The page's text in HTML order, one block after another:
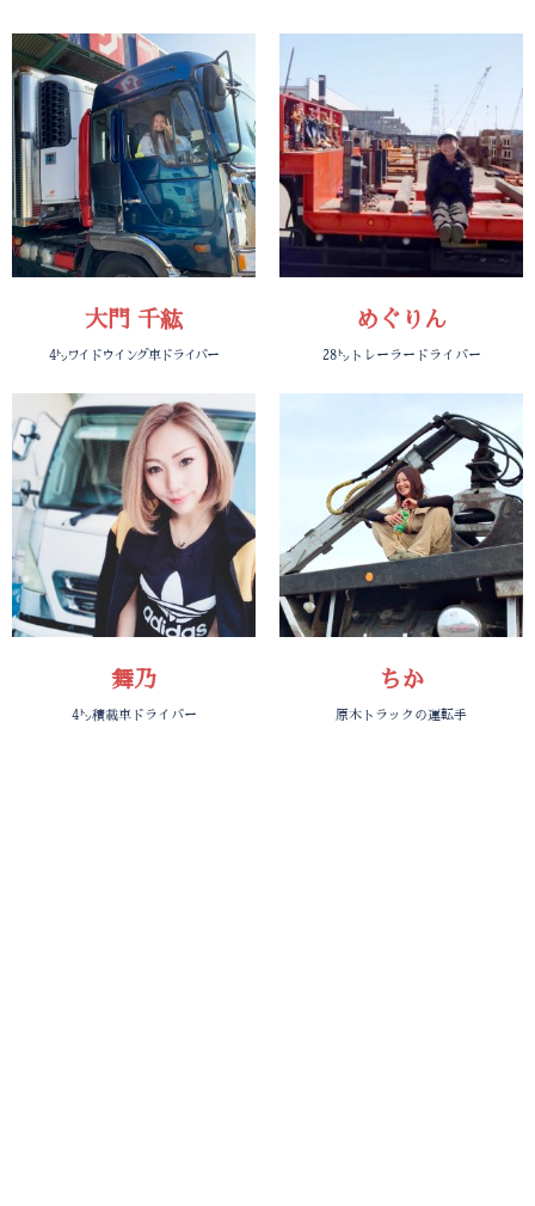
大門 千紘
4㌧ワイドウイング車ドライバー
めぐりん
28㌧トレーラードライバー
舞乃
4㌧積載車ドライバー
ちか
原木トラックの運転手